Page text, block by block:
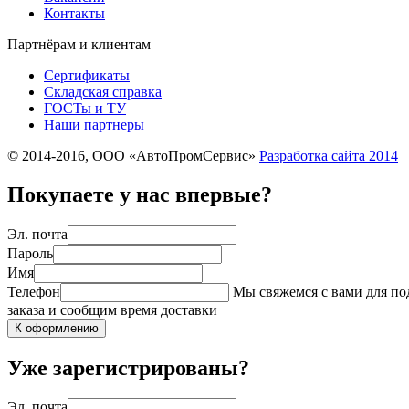
Контакты
Партнёрам и клиентам
Сертификаты
Складская справка
ГОСТы и ТУ
Наши партнеры
© 2014-2016, ООО «АвтоПромСервис» Разработка сайта 2014
Покупаете у нас впервые?
Эл. почта
Пароль
Имя
Телефон
Мы свяжемся с вами для
заказа и сообщим время доставки
К оформлению
Уже зарегистрированы?